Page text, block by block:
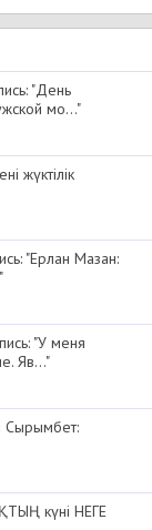
"День
мо..."
жүктілік
"Ерлан Мазан:
"У меня
Яв..."
Сырымбет:
күні НЕГЕ